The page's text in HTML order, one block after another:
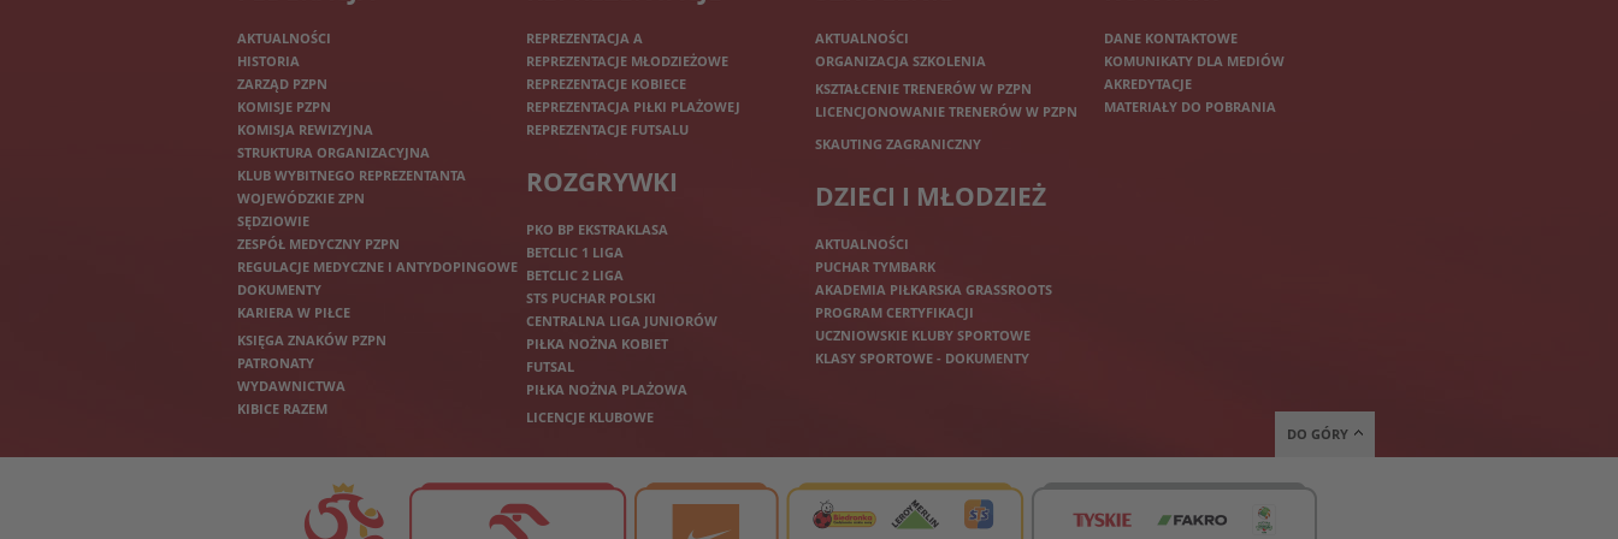
AKTUALNOŚCI
HISTORIA
ZARZĄD PZPN
KOMISJE PZPN
KOMISJA REWIZYJNA
STRUKTURA ORGANIZACYJNA
KLUB WYBITNEGO REPREZENTANTA
WOJEWÓDZKIE ZPN
SĘDZIOWIE
ZESPÓŁ MEDYCZNY PZPN
REGULACJE MEDYCZNE I ANTYDOPINGOWE
DOKUMENTY
KARIERA W PIŁCE
KSIĘGA ZNAKÓW PZPN
PATRONATY
WYDAWNICTWA
KIBICE RAZEM
REPREZENTACJA A
REPREZENTACJE MŁODZIEŻOWE
REPREZENTACJE KOBIECE
REPREZENTACJA PIŁKI PLAŻOWEJ
REPREZENTACJE FUTSALU
ROZGRYWKI
PKO BP EKSTRAKLASA
BETCLIC 1 LIGA
BETCLIC 2 LIGA
STS PUCHAR POLSKI
CENTRALNA LIGA JUNIORÓW
PIŁKA NOŻNA KOBIET
FUTSAL
PIŁKA NOŻNA PLAŻOWA
LICENCJE KLUBOWE
AKTUALNOŚCI
ORGANIZACJA SZKOLENIA
KSZTAŁCENIE TRENERÓW W PZPN
LICENCJONOWANIE TRENERÓW W PZPN
SKAUTING ZAGRANICZNY
DZIECI I MŁODZIEŻ
AKTUALNOŚCI
PUCHAR TYMBARK
AKADEMIA PIŁKARSKA GRASSROOTS
PROGRAM CERTYFIKACJI
UCZNIOWSKIE KLUBY SPORTOWE
KLASY SPORTOWE - DOKUMENTY
DANE KONTAKTOWE
KOMUNIKATY DLA MEDIÓW
AKREDYTACJE
MATERIAŁY DO POBRANIA
DO GÓRY